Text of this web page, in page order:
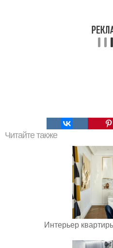
Читайте также
Интерьер